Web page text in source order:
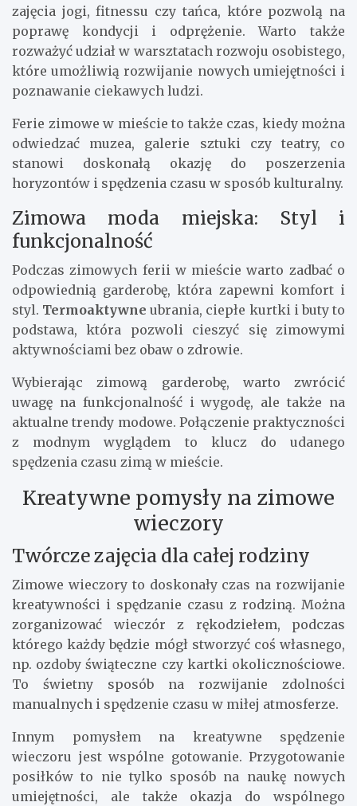
Ferie zimowe dla dorosłych: Czas na
relaks i rozwój
Dorośli również mogą wykorzystać ferie zimowe
naspędzanie czasu w sposób aktywny i
zajęcia jogi, fitnessu czy tańca, które pozwolą na
poprawę kondycji i odprężenie. Warto także
rozważyć udział w warsztatach rozwoju osobistego,
które umożliwią rozwijanie nowych umiejętności i
Ferie zimowe w mieście to także czas, kiedy można
odwiedzać muzea, galerie sztuki czy teatry, co
stanowi doskonałą okazję do poszerzenia
horyzontów i spędzenia czasu w sposób kulturalny.
Zimowa moda miejska: Styl i
funkcjonalność
Podczas zimowych ferii w mieście warto zadbać o
odpowiednią garderobę, która zapewni komfort i
styl.Termoaktywneubrania, ciepłe kurtki i buty to
podstawa, która pozwoli cieszyć się zimowymi
aktywnościami bez obaw o zdrowie.
Wybierając zimową garderobę, warto zwrócić
uwagę na funkcjonalność i wygodę, ale także na
aktualne trendy modowe. Połączenie praktyczności
z modnym wyglądem to klucz do udanego
spędzenia czasu zimą w mieście.
Kreatywne pomysły na zimowe
wieczory
Twórcze zajęcia dla całej rodziny
Zimowe wieczory to doskonały czas na rozwijanie
zorganizować wieczór z rękodziełem, podczas
którego każdy będzie mógł stworzyć coś własnego,
np. ozdoby świąteczne czy kartki okolicznościowe.
To świetny sposób na rozwijanie zdolności